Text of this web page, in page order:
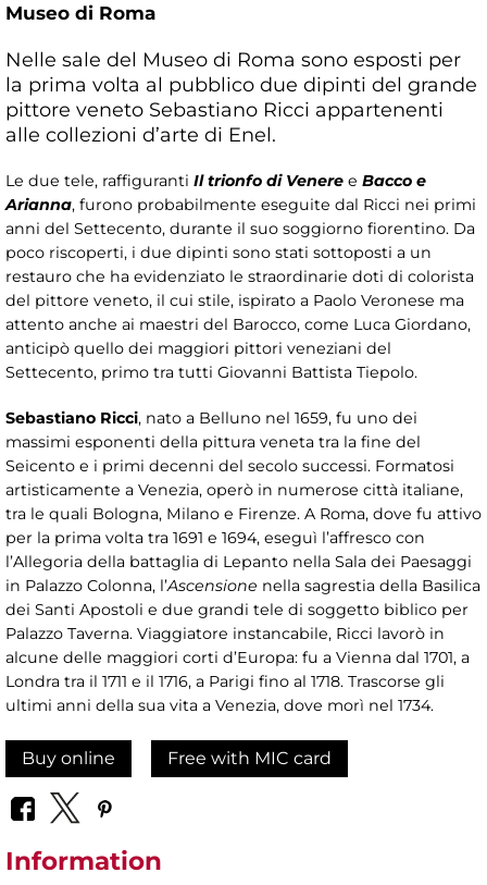
Museo di Roma
Nelle sale del Museo di Roma sono esposti per
la prima volta al pubblico due dipinti del grande
pittore veneto Sebastiano Ricci appartenenti
alle collezioni d’arte di Enel.
Le due tele, raffiguranti Il trionfo di Venere e Bacco e
Arianna, furono probabilmente eseguite dal Ricci nei primi
anni del Settecento, durante il suo soggiorno fiorentino. Da
poco riscoperti, i due dipinti sono stati sottoposti a un
restauro che ha evidenziato le straordinarie doti di colorista
del pittore veneto, il cui stile, ispirato a Paolo Veronese ma
attento anche ai maestri del Barocco, come Luca Giordano,
anticipò quello dei maggiori pittori veneziani del
Settecento, primo tra tutti Giovanni Battista Tiepolo.
Sebastiano Ricci, nato a Belluno nel 1659, fu uno dei
massimi esponenti della pittura veneta tra la fine del
Seicento e i primi decenni del secolo successi. Formatosi
artisticamente a Venezia, operò in numerose città italiane,
tra le quali Bologna, Milano e Firenze. A Roma, dove fu attivo
per la prima volta tra 1691 e 1694, eseguì l’affresco con
l’Allegoria della battaglia di Lepanto nella Sala dei Paesaggi
in Palazzo Colonna, l’Ascensione nella sagrestia della Basilica
dei Santi Apostoli e due grandi tele di soggetto biblico per
Palazzo Taverna. Viaggiatore instancabile, Ricci lavorò in
alcune delle maggiori corti d’Europa: fu a Vienna dal 1701, a
Londra tra il 1711 e il 1716, a Parigi fino al 1718. Trascorse gli
ultimi anni della sua vita a Venezia, dove morì nel 1734.
Buy online Free with MIC card
Information